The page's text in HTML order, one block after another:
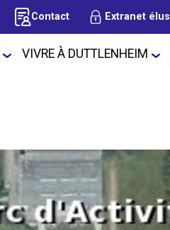
Contact Extranet élus
VIVRE À DUTTLENHEIM
Sports - loisirs - culture